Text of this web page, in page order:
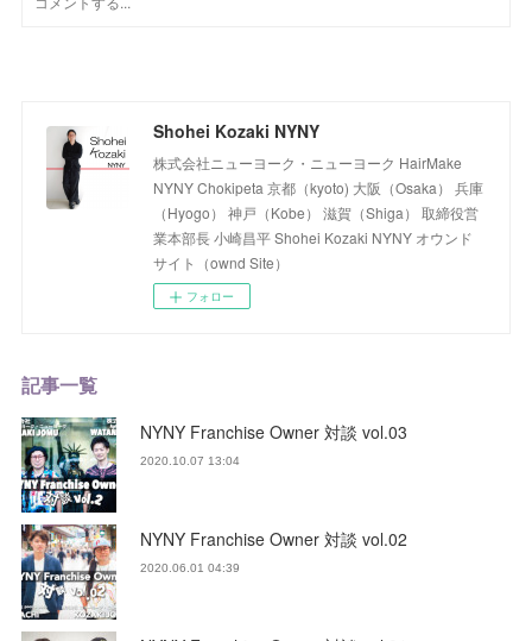
Shohei Kozaki NYNY
株式会社ニューヨーク・ニューヨーク HairMake
NYNY Chokipeta 京都（kyoto) 大阪（Osaka） 兵庫
（Hyogo） 神戸（Kobe） 滋賀（Shiga） 取締役営
業本部長 小崎昌平 Shohei Kozaki NYNY オウンド
サイト（ownd Site）
フォロー
記事一覧
NYNY Franchise Owner 対談 vol.03
2020.10.07 13:04
NYNY Franchise Owner 対談 vol.02
2020.06.01 04:39